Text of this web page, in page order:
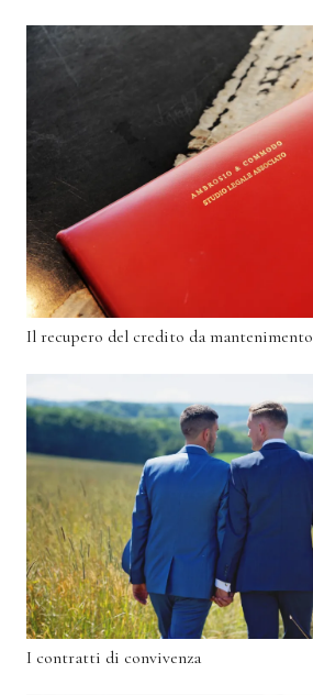
Il recupero del credito da mantenimento
I contratti di convivenza